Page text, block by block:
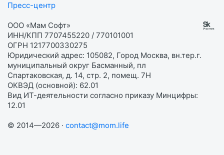
Пресс-центр
ООО «Мам Софт»
ИНН/КПП 7707455220 / 770101001
ОГРН 1217700330275
Юридический адрес: 105082, Город Москва, вн.тер.г.
муниципальный округ Басманный, пл
Спартаковская, д. 14, стр. 2, помещ. 7Н
ОКВЭД (основной): 62.01
Вид ИТ-деятельности согласно приказу Минцифры:
12.01
© 2014—2026 · contact@mom.life